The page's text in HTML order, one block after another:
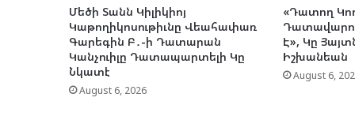
Մեծի Տանն Կիլիկիոյ
Կաթողիկոսութիւնը Վեահափառ
Գարեգին Բ․-ի Դատարան
Կանչուիլը Դատապարտելի Կը
Նկատէ
August 6, 2026
«Դատող
Է», Կը
Իշխանեան
August 6,